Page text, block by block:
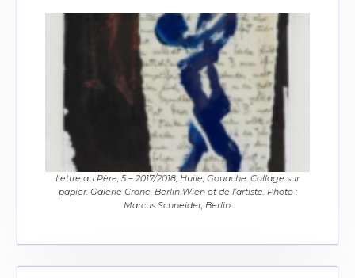
Lettre au Père, 5 – 2017/2018, Huile, Gouache. Collage sur
papier. Galerie Crone, Berlin Wien et de l’artiste. Photo :
Marcus Schneider, Berlin.